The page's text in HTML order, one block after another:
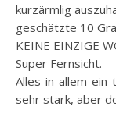
kurzärmlig
geschätzte 10
KEINE EINZIGE
Super Fernsicht.
Alles in allem ein
sehr stark, aber